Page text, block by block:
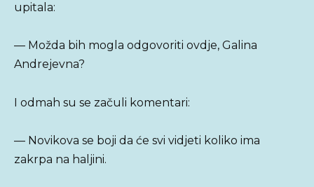
upitala:
— Možda bih mogla odgovoriti ovdje, Galina
Andrejevna?
I odmah su se začuli komentari:
— Novikova se boji da će svi vidjeti koliko ima
zakrpa na haljini.